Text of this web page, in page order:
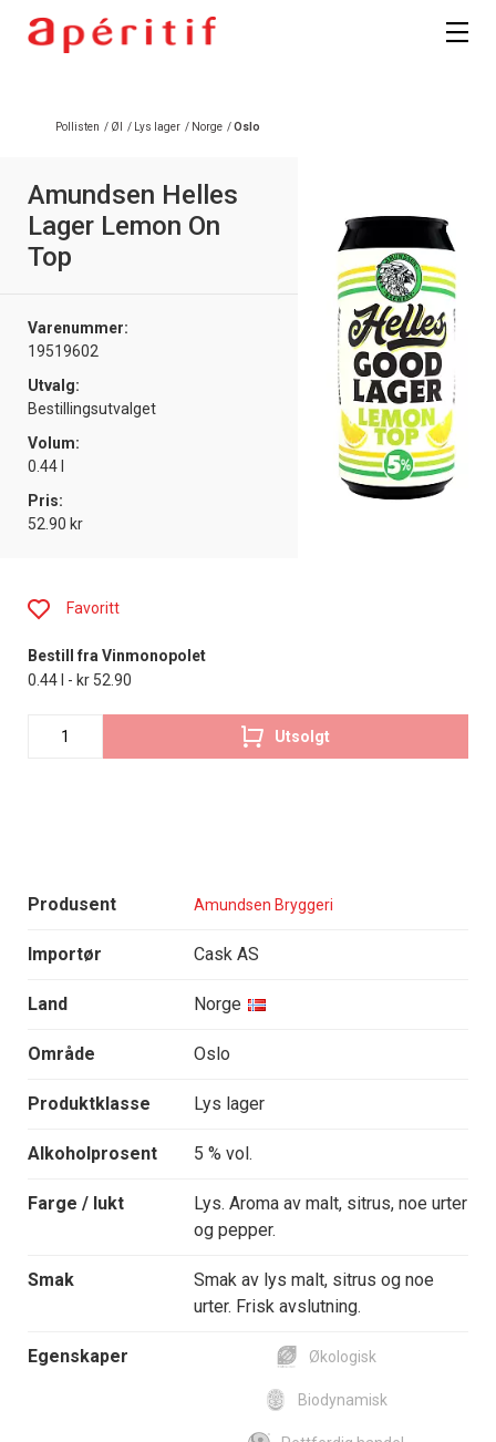
Pollisten / Øl / Lys lager / Norge /Oslo
Amundsen Helles
Lager Lemon On
Top
Varenummer:
19519602
Utvalg:
Bestillingsutvalget
Volum:
0.44 l
Pris:
52.90 kr
Produsent Amundsen Bryggeri
Importør Cask AS
Land Norge
Område Oslo
Produktklasse Lys lager
Alkoholprosent 5 % vol.
Farge / lukt
Lys. Aroma av malt, sitrus, noe urter
og pepper.
Smak
Smak av lys malt, sitrus og noe
urter. Frisk avslutning.
Egenskaper Økologisk
Biodynamisk
Favoritt
Bestill fra Vinmonopolet
0.44 l - kr 52.90
Utsolgt